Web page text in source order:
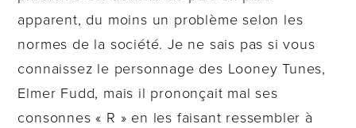
apparent, du moins un problème selon les
normes de la société. Je ne sais pas si vous
connaissez le personnage des Looney Tunes,
Elmer Fudd, mais il prononçait mal ses
consonnes « R » en les faisant ressembler à